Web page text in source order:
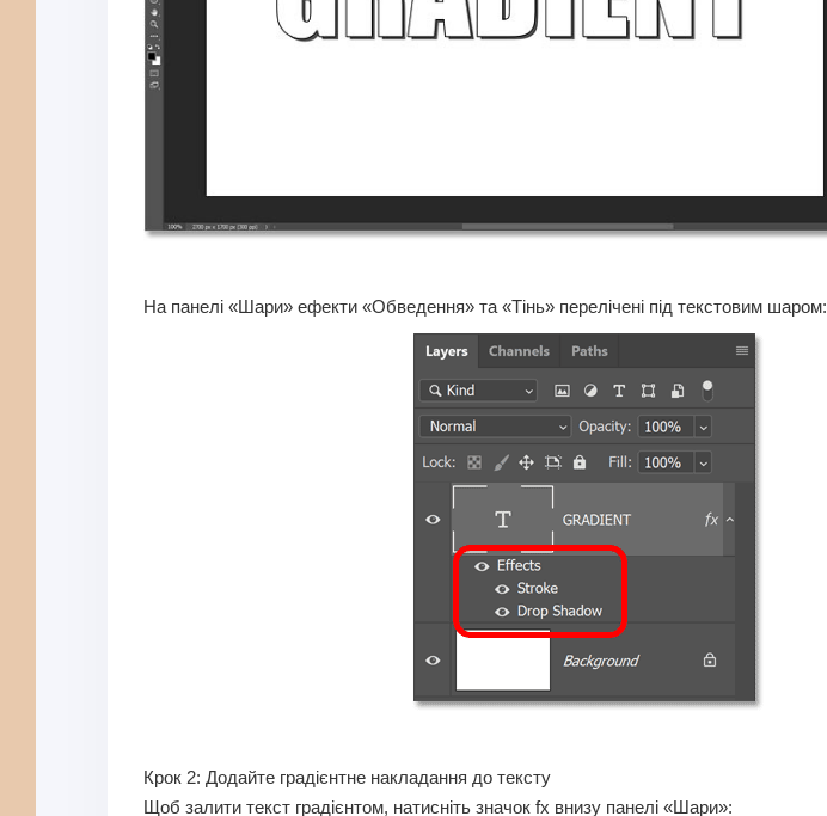
На панелі «Шари» ефекти «Обведення» та «Тінь» перелічені під текстовим шаром:
Крок 2: Додайте градієнтне накладання до тексту
Щоб залити текст градієнтом, натисніть значок fx внизу панелі «Шари»: